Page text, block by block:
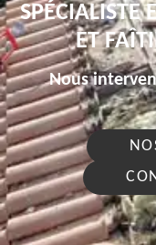
SPÉCIALISTE
ET
Nous